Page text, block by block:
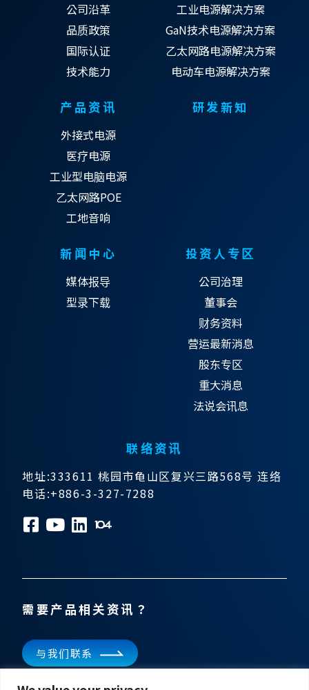
公司沿革
品质政策
国际认证
技术能力
工业电源解决方案
GaN技术电源解决方案
乙太网路电源解决方案
电动车电源解决方案
产品资讯
外接式电源
医疗电源
工业型电脑电源
乙太网路POE
工地音响
研发新知
新闻中心
媒体报导
型录下载
投资人专区
公司治理
董事会
财务资料
营运最新消息
股东专区
重大消息
法说会讯息
联络资讯
地址:333611 桃园市龟山区复兴三路568号 连络
电话:+886-3-327-7288
需要产品相关资讯？
与我们联系